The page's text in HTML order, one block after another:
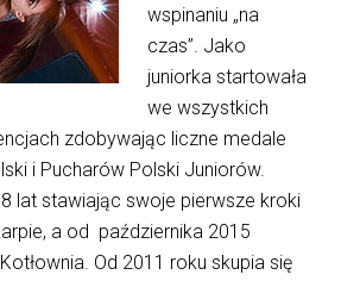
wspinaniu „na
czas”. Jako
juniorka startowała
we wszystkich
zdobywając liczne medale
i Pucharów Polski Juniorów.
lat stawiając swoje pierwsze kroki
a od października 2015
Od 2011 roku skupia się